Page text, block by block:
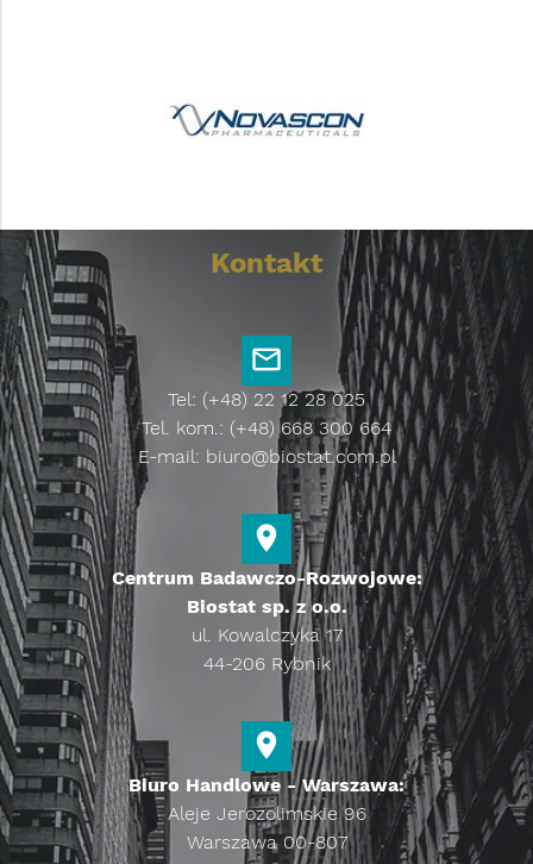
Kontakt
Tel: (+48) 22 12 28 025
Tel. kom.: (+48) 668 300 664
E-mail: biuro@biostat.com.pl
Centrum Badawczo-Rozwojowe:
Biostat sp. z o.o.
ul. Kowalczyka 17
44-206 Rybnik
Biuro Handlowe - Warszawa:
Aleje Jerozolimskie 96
Warszawa 00-807